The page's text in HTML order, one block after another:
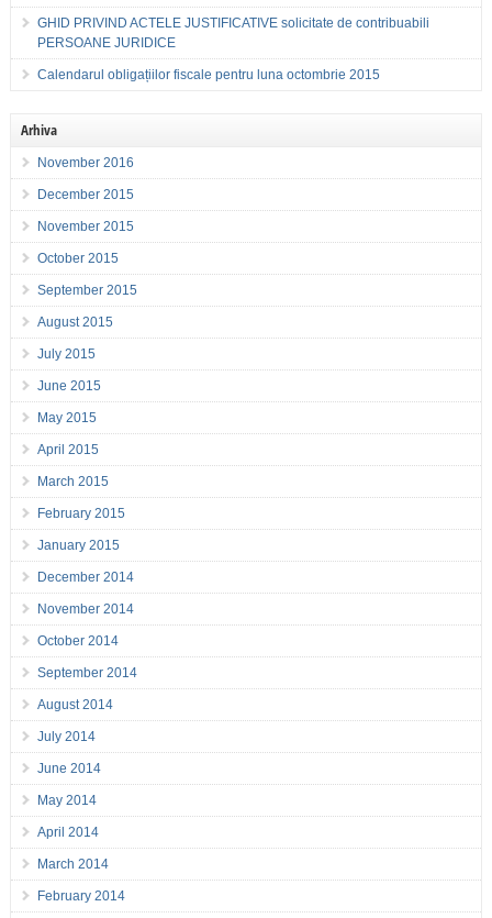
GHID PRIVIND ACTELE JUSTIFICATIVE solicitate de contribuabili
PERSOANE JURIDICE
Calendarul obligațiilor fiscale pentru luna octombrie 2015
Arhiva
November 2016
December 2015
November 2015
October 2015
September 2015
August 2015
July 2015
June 2015
May 2015
April 2015
March 2015
February 2015
January 2015
December 2014
November 2014
October 2014
September 2014
August 2014
July 2014
June 2014
May 2014
April 2014
March 2014
February 2014